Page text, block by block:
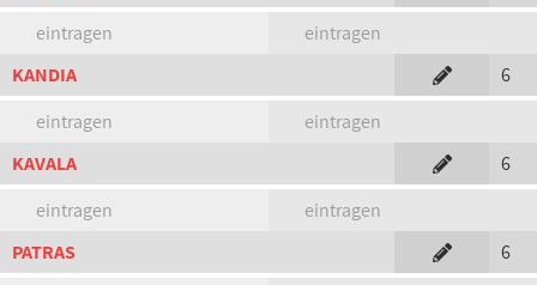
eintragen
eintragen
KANDIA
6
eintragen
eintragen
KAVALA
6
eintragen
eintragen
PATRAS
6